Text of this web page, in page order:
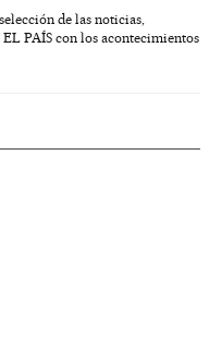
de las noticias,
PAÍS con los acontecimientos